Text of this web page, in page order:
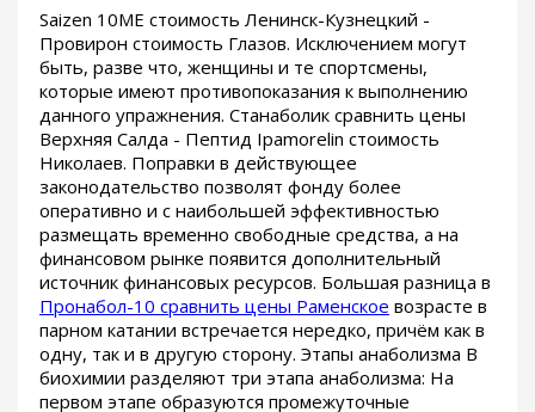
Saizen 10ME стоимость Ленинск-Кузнецкий -
Провирон стоимость Глазов. Исключением могут
быть, разве что, женщины и те спортсмены,
которые имеют противопоказания к выполнению
данного упражнения. Станаболик сравнить цены
Верхняя Салда - Пептид Ipamorelin стоимость
Николаев. Поправки в действующее
законодательство позволят фонду более
оперативно и с наибольшей эффективностью
размещать временно свободные средства, а на
финансовом рынке появится дополнительный
источник финансовых ресурсов. Большая разница в
Пронабол-10 сравнить цены Раменское возрасте в
парном катании встречается нередко, причём как в
одну, так и в другую сторону. Этапы анаболизма В
биохимии разделяют три этапа анаболизма: На
первом этапе образуются промежуточные